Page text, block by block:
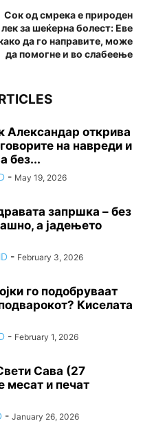
Сок од смрека е природен
лек за шеќерна болест: Еве
да го направите, може
да помогне и во слабеење
Александар открива
на навреди и
без...
- May 19, 2026
запршка – без
а јадењето
- February 3, 2026
го подобруваат
Киселата
- February 1, 2026
Сава (27
месат и печат
- January 26, 2026